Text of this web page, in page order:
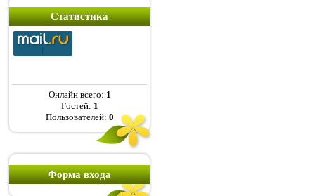
Статистика
Онлайн всего: 1
Гостей: 1
Пользователей: 0
Форма входа